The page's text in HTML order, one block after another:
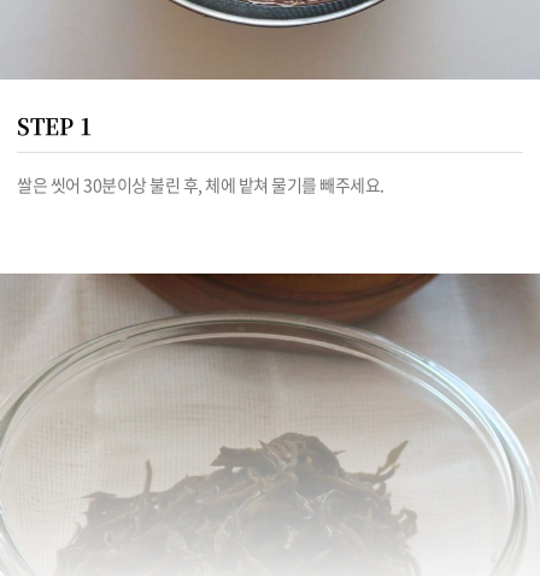
STEP 1
쌀은 씻어 30분이상 불린 후, 체에 밭쳐 물기를 빼주세요.